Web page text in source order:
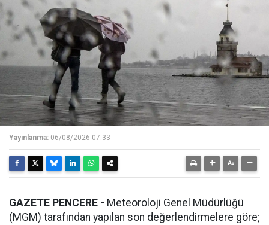
Yayınlanma: 06/08/2026 07:33
GAZETE PENCERE - Meteoroloji Genel Müdürlüğü
(MGM) tarafından yapılan son değerlendirmelere göre;